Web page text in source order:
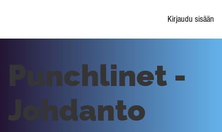
Kirjaudu sisään
Punchlinet -
Johdanto